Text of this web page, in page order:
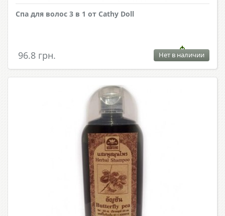
Спа для волос 3 в 1 от Cathy Doll
96.8 грн. Нет в наличии